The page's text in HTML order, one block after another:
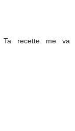
recette me va